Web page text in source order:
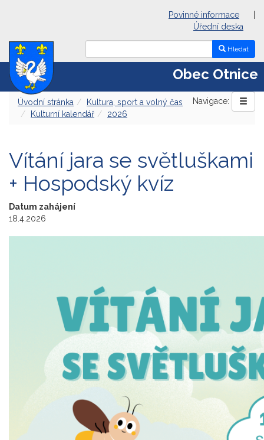
Povinné informace
Úřední deska
Hledat
Obec Otnice
Navigace:
Úvodní stránka
Kultura, sport a volný čas
Kulturní kalendář
2026
Vítání jara se světluškami
+ Hospodský kvíz
Datum zahájení
18.4.2026